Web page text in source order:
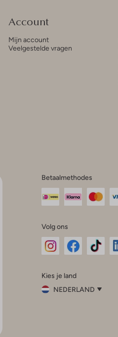
Account
Mijn account
Veelgestelde vragen
Betaalmethodes
Volg ons
InstagramFacebook
Kies je land
NEDERLAND